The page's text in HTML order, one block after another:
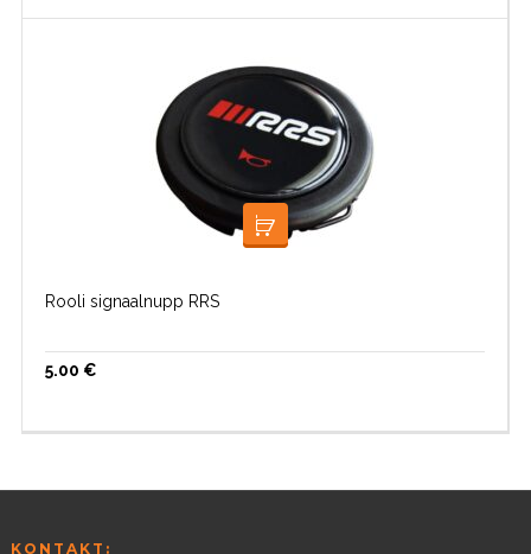
LISA KORVI
Rooli signaalnupp RRS
5.00 €
KONTAKT: